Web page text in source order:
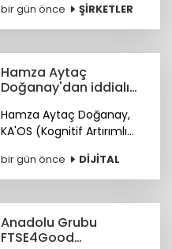
teknik ayrıntıları duyurdu.
bir gün önce ŞİRKETLER
Hamza Aytaç
Doğanay'dan iddialı
Hamza Aytaç Doğanay,
KA'OS (Kognitif Artırımlı
siber güvenlik yazılımları
konusunda iddialı.
bir gün önce DİJİTAL
Anadolu Grubu
FTSE4Good